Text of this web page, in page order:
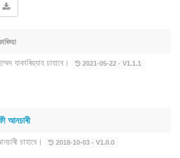
যাকাৰিয়্যাহ চাহাবে। 2021-05-22 - V1.1.1
আনচাৰী
চাহাবে। 2018-10-03 - V1.0.0